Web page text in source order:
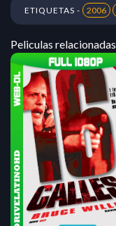
ETIQUETAS - 2006
Peliculas relacionadas